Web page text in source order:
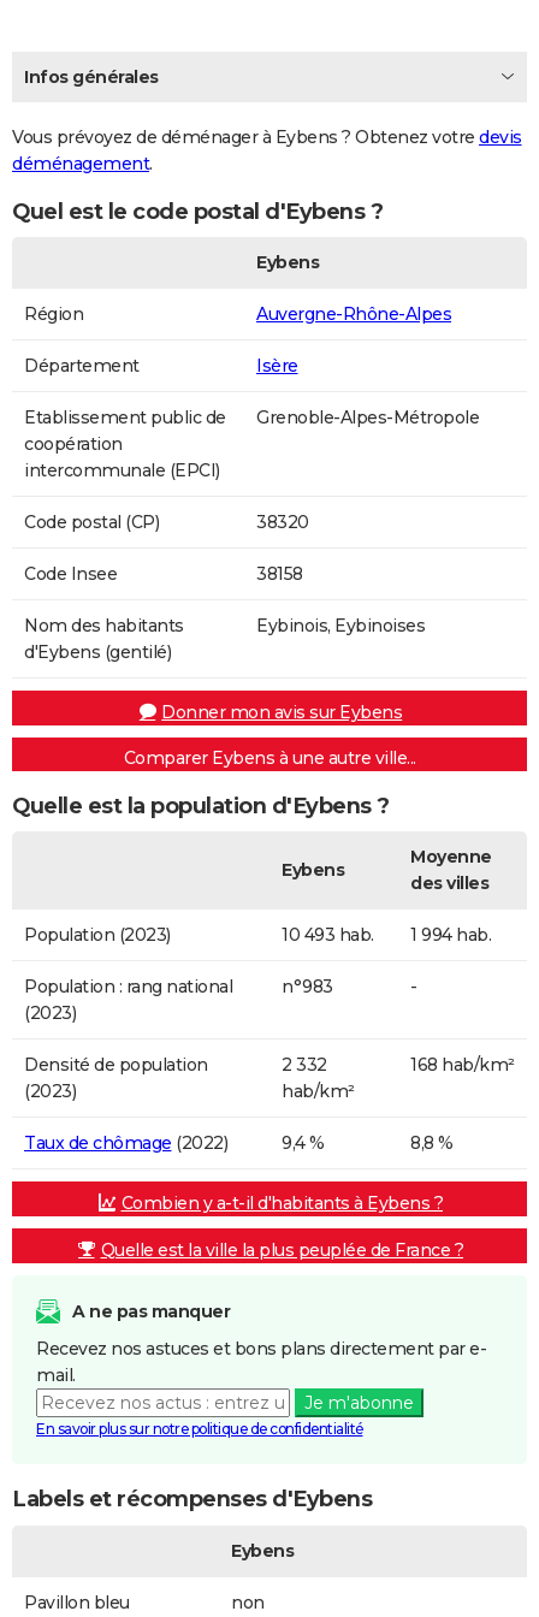
Infos générales
Vous prévoyez de déménager à Eybens ? Obtenez votre devis
déménagement.
Quel est le code postal d'Eybens ?
Eybens
Région Auvergne-Rhône-Alpes
Département Isère
Etablissement public de
coopération
intercommunale (EPCI)
Grenoble-Alpes-Métropole
Code postal (CP) 38320
Code Insee 38158
Nom des habitants
d'Eybens (gentilé)
Eybinois, Eybinoises
Donner mon avis sur Eybens
Comparer Eybens à une autre ville...
Quelle est la population d'Eybens ?
Eybens
Moyenne
des villes
Population (2023) 10 493 hab. 1 994 hab.
Population : rang national
(2023)
n°983 -
Densité de population
(2023)
2 332
hab/km²
168 hab/km²
Taux de chômage (2022) 9,4 % 8,8 %
Combien y a-t-il d'habitants à Eybens ?
Quelle est la ville la plus peuplée de France ?
A ne pas manquer
Recevez nos astuces et bons plans directement par e-
mail.
Je m'abonne
En savoir plus sur notre politique de confidentialité
Labels et récompenses d'Eybens
Eybens
Pavillon bleu non